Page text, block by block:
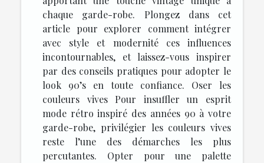
chaque garde-robe. Plongez dans cet
article pour explorer comment intégrer
avec style et modernité ces influences
incontournables, et laissez-vous inspirer
par des conseils pratiques pour adopter le
look 90’s en toute confiance. Oser les
couleurs vives Pour insuffler un esprit
mode rétro inspiré des années 90 à votre
garde-robe, privilégier les couleurs vives
reste l’une des démarches les plus
percutantes. Opter pour une palette